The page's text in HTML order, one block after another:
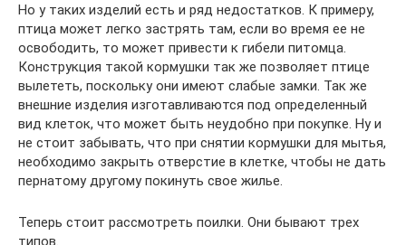
Но у таких изделий есть и ряд недостатков. К примеру,
птица может легко застрять там, если во время ее не
освободить, то может привести к гибели питомца.
Конструкция такой кормушки так же позволяет птице
вылететь, поскольку они имеют слабые замки. Так же
внешние изделия изготавливаются под определенный
вид клеток, что может быть неудобно при покупке. Ну и
не стоит забывать, что при снятии кормушки для мытья,
необходимо закрыть отверстие в клетке, чтобы не дать
пернатому другому покинуть свое жилье.
Теперь стоит рассмотреть поилки. Они бывают трех
типов.